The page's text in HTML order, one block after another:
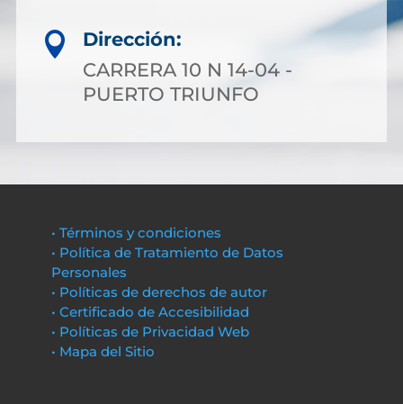

Dirección:
CARRERA 10 N 14-04 -
PUERTO TRIUNFO
• Términos y condiciones
• Política de Tratamiento de Datos
Personales
• Políticas de derechos de autor
• Certificado de Accesibilidad
• Políticas de Privacidad Web
• Mapa del Sitio